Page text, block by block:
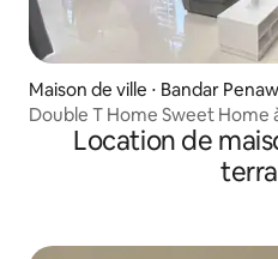
Maison de ville ⋅ Bandar
Double T Home Sweet Home
Location de